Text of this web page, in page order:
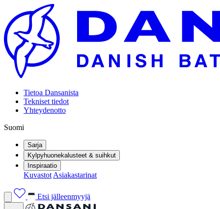
Tietoa Dansanista
Tekniset tiedot
Yhteydenotto
Suomi
Sarja
Kylpyhuonekalusteet & suihkut
Inspiraatio
Kuvastot Asiakastarinat
Etsi jälleenmyyjä